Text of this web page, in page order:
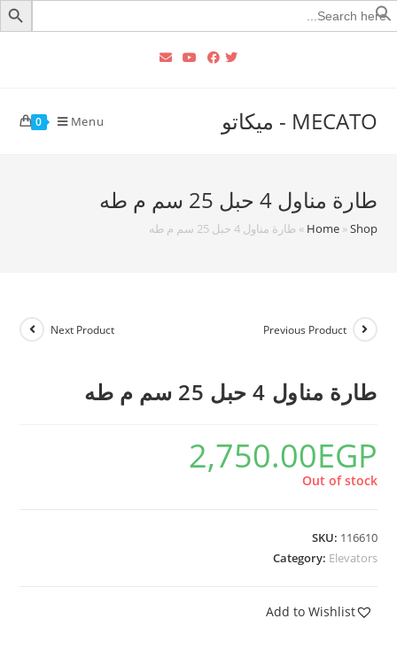
Search
for:
MECATO - ميكاتو 0 Menu
طارة مناول 4 حبل 25 سم م طه
Home»Shop
» طارة مناول 4 حبل 25 سم م طه
Previous Product
Next Product
طارة مناول 4 حبل 25 سم م طه
2,750.00EGP
Out of stock
SKU: 116610
Category: Elevators
Add to Wishlist